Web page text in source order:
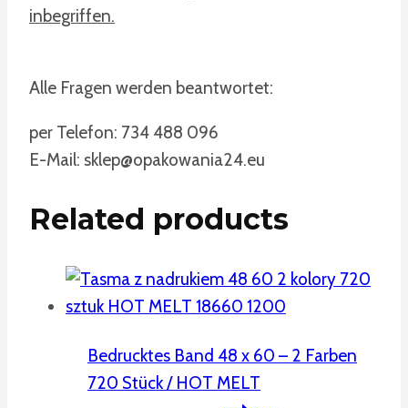
inbegriffen.
Alle Fragen werden beantwortet:
per Telefon: 734 488 096
E-Mail: sklep@opakowania24.eu
Related products
Bedrucktes Band 48 x 60 – 2 Farben
720 Stück / HOT MELT